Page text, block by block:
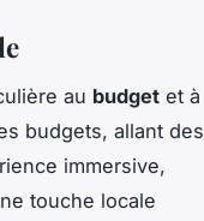
au budget et à
budgets, allant des
immersive,
touche locale